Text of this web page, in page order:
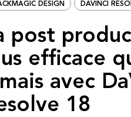
DESIGN DAVINCI
post
efficace
avec
18